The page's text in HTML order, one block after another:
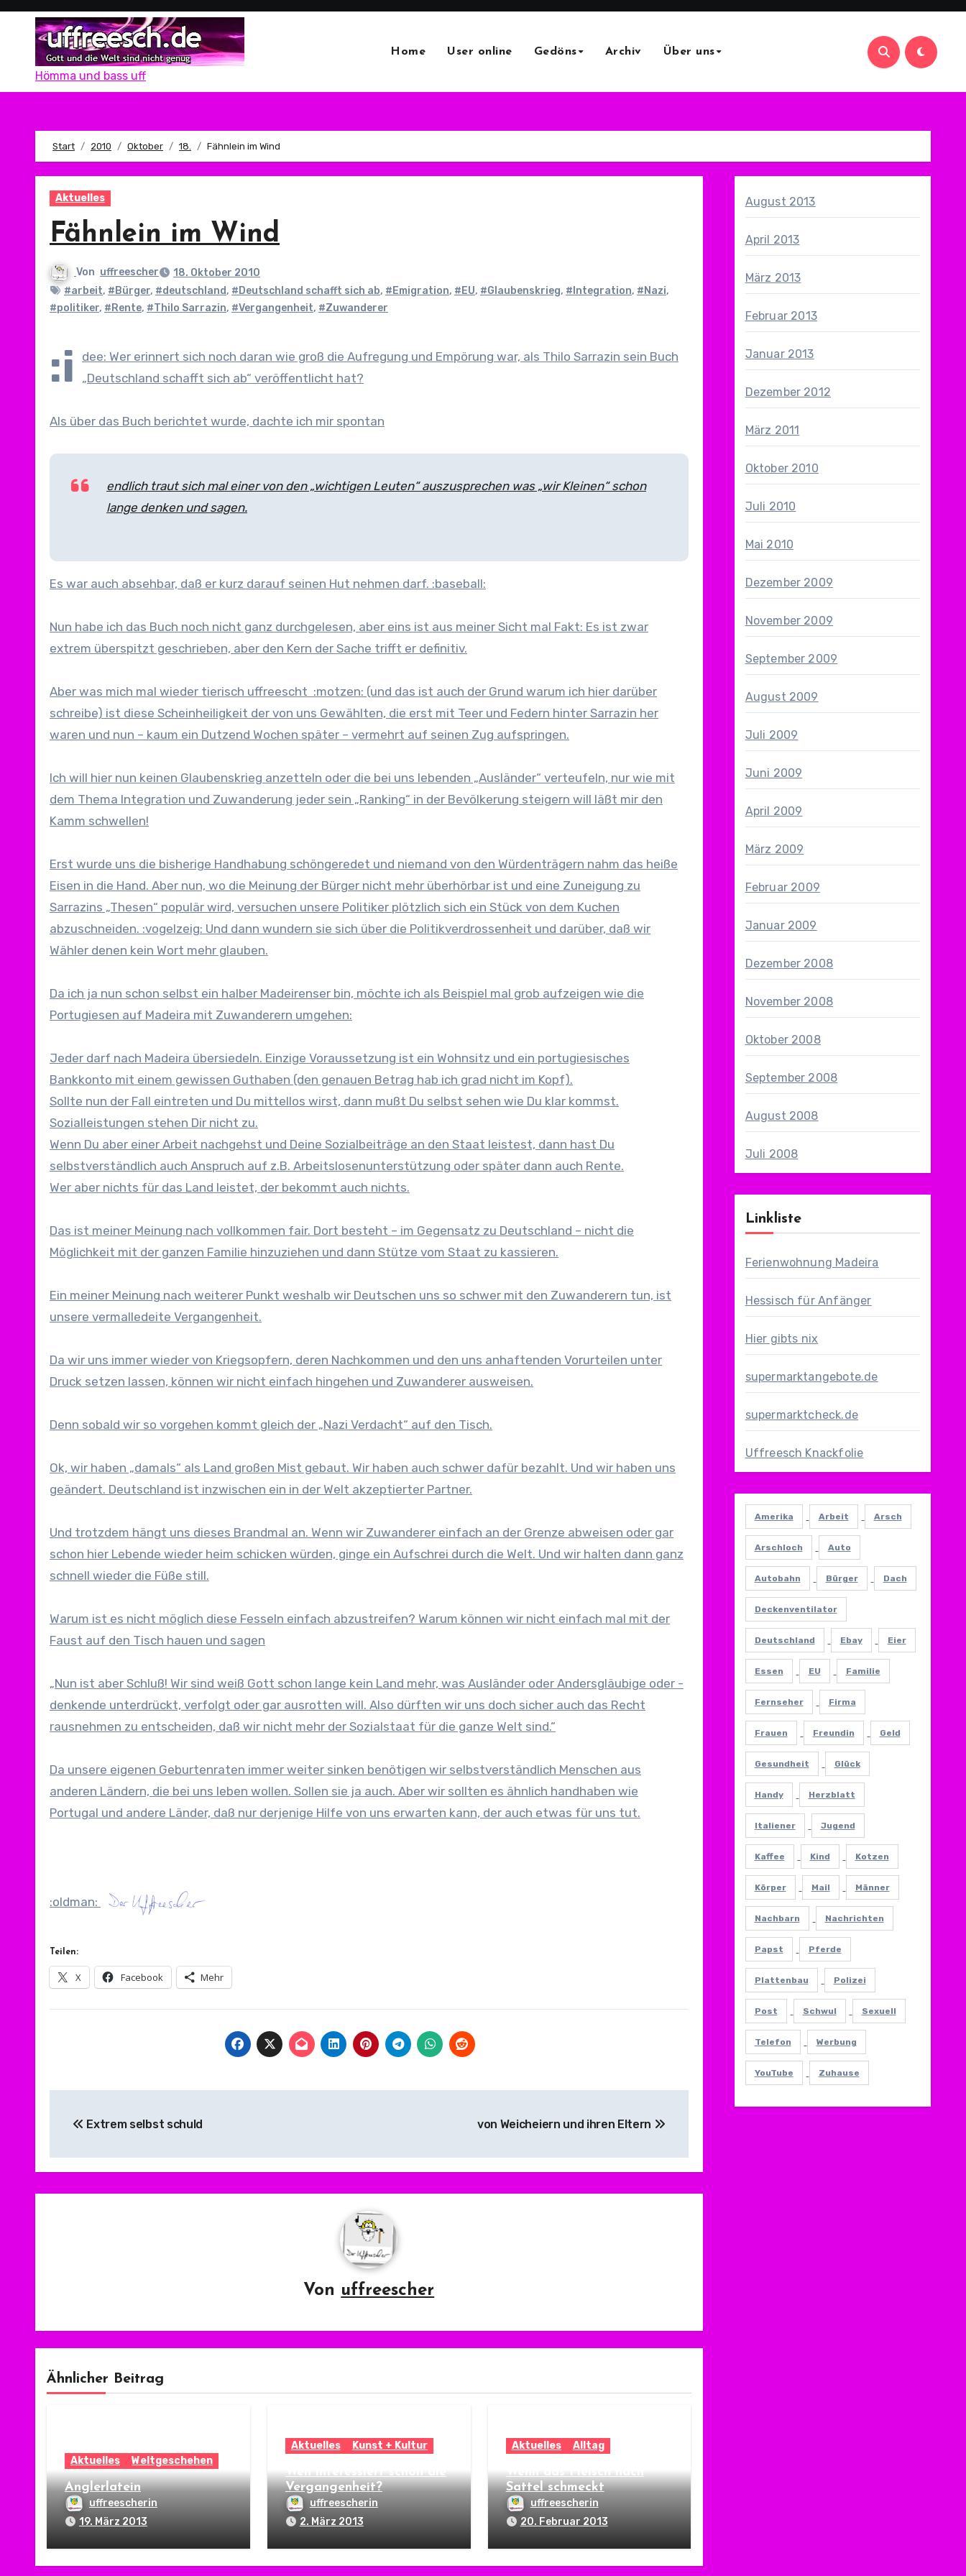
Zum
springen
Hömma und bass uff
Home User online Gedöns Archiv Über uns
Start 2010 Oktober 18. Fähnlein im Wind
Aktuelles
Fähnlein im Wind
Von uffreescher
18. Oktober 2010
#arbeit, #Bürger, #deutschland, #Deutschland schafft sich ab, #Emigration, #EU, #Glaubenskrieg, #Integration, #Nazi,
#politiker, #Rente, #Thilo Sarrazin, #Vergangenheit, #Zuwanderer
:i
dee: Wer erinnert sich noch daran wie groß die Aufregung und Empörung war, als Thilo Sarrazin sein Buch
„Deutschland schafft sich ab“ veröffentlicht hat?
Als über das Buch berichtet wurde, dachte ich mir spontan
endlich traut sich mal einer von den „wichtigen Leuten“ auszusprechen was „wir Kleinen“ schon
lange denken und sagen.
Es war auch absehbar, daß er kurz darauf seinen Hut nehmen darf. :baseball:
Nun habe ich das Buch noch nicht ganz durchgelesen, aber eins ist aus meiner Sicht mal Fakt: Es ist zwar
extrem überspitzt geschrieben, aber den Kern der Sache trifft er definitiv.
Aber was mich mal wieder tierisch uffreescht :motzen: (und das ist auch der Grund warum ich hier darüber
schreibe) ist diese Scheinheiligkeit der von uns Gewählten, die erst mit Teer und Federn hinter Sarrazin her
waren und nun – kaum ein Dutzend Wochen später – vermehrt auf seinen Zug aufspringen.
Ich will hier nun keinen Glaubenskrieg anzetteln oder die bei uns lebenden „Ausländer“ verteufeln, nur wie mit
dem Thema Integration und Zuwanderung jeder sein „Ranking“ in der Bevölkerung steigern will läßt mir den
Kamm schwellen!
Erst wurde uns die bisherige Handhabung schöngeredet und niemand von den Würdenträgern nahm das heiße
Eisen in die Hand. Aber nun, wo die Meinung der Bürger nicht mehr überhörbar ist und eine Zuneigung zu
Sarrazins „Thesen“ populär wird, versuchen unsere Politiker plötzlich sich ein Stück von dem Kuchen
abzuschneiden. :vogelzeig: Und dann wundern sie sich über die Politikverdrossenheit und darüber, daß wir
Wähler denen kein Wort mehr glauben.
Da ich ja nun schon selbst ein halber Madeirenser bin, möchte ich als Beispiel mal grob aufzeigen wie die
Portugiesen auf Madeira mit Zuwanderern umgehen:
Jeder darf nach Madeira übersiedeln. Einzige Voraussetzung ist ein Wohnsitz und ein portugiesisches
Bankkonto mit einem gewissen Guthaben (den genauen Betrag hab ich grad nicht im Kopf).
Sollte nun der Fall eintreten und Du mittellos wirst, dann mußt Du selbst sehen wie Du klar kommst.
Sozialleistungen stehen Dir nicht zu.
Wenn Du aber einer Arbeit nachgehst und Deine Sozialbeiträge an den Staat leistest, dann hast Du
selbstverständlich auch Anspruch auf z.B. Arbeitslosenunterstützung oder später dann auch Rente.
Wer aber nichts für das Land leistet, der bekommt auch nichts.
Das ist meiner Meinung nach vollkommen fair. Dort besteht – im Gegensatz zu Deutschland – nicht die
Möglichkeit mit der ganzen Familie hinzuziehen und dann Stütze vom Staat zu kassieren.
Ein meiner Meinung nach weiterer Punkt weshalb wir Deutschen uns so schwer mit den Zuwanderern tun, ist
unsere vermalledeite Vergangenheit.
Da wir uns immer wieder von Kriegsopfern, deren Nachkommen und den uns anhaftenden Vorurteilen unter
Druck setzen lassen, können wir nicht einfach hingehen und Zuwanderer ausweisen.
Denn sobald wir so vorgehen kommt gleich der „Nazi Verdacht“ auf den Tisch.
Ok, wir haben „damals“ als Land großen Mist gebaut. Wir haben auch schwer dafür bezahlt. Und wir haben uns
geändert. Deutschland ist inzwischen ein in der Welt akzeptierter Partner.
Und trotzdem hängt uns dieses Brandmal an. Wenn wir Zuwanderer einfach an der Grenze abweisen oder gar
schon hier Lebende wieder heim schicken würden, ginge ein Aufschrei durch die Welt. Und wir halten dann ganz
schnell wieder die Füße still.
Warum ist es nicht möglich diese Fesseln einfach abzustreifen? Warum können wir nicht einfach mal mit der
Faust auf den Tisch hauen und sagen
„Nun ist aber Schluß! Wir sind weiß Gott schon lange kein Land mehr, was Ausländer oder Andersgläubige oder -
denkende unterdrückt, verfolgt oder gar ausrotten will. Also dürften wir uns doch sicher auch das Recht
rausnehmen zu entscheiden, daß wir nicht mehr der Sozialstaat für die ganze Welt sind.“
Da unsere eigenen Geburtenraten immer weiter sinken benötigen wir selbstverständlich Menschen aus
anderen Ländern, die bei uns leben wollen. Sollen sie ja auch. Aber wir sollten es ähnlich handhaben wie
Portugal und andere Länder, daß nur derjenige Hilfe von uns erwarten kann, der auch etwas für uns tut.
:oldman:
Teilen:
X Facebook Mehr
Extrem selbst schuld von Weicheiern und ihren Eltern
Von uffreescher
Ähnlicher Beitrag
Aktuelles Weltgeschehen
Anglerlatein
uffreescherin
19. März 2013
Aktuelles Kunst + Kultur
Wen interessiert schon die
Vergangenheit?
uffreescherin
2. März 2013
Aktuelles Alltag
Wenn das Fleisch nach
Sattel schmeckt
uffreescherin
20. Februar 2013
August 2013
April 2013
März 2013
Februar 2013
Januar 2013
Dezember 2012
März 2011
Oktober 2010
Juli 2010
Mai 2010
Dezember 2009
November 2009
September 2009
August 2009
Juli 2009
Juni 2009
April 2009
März 2009
Februar 2009
Januar 2009
Dezember 2008
November 2008
Oktober 2008
September 2008
August 2008
Juli 2008
Linkliste
Ferienwohnung Madeira
Hessisch für Anfänger
Hier gibts nix
supermarktangebote.de
supermarktcheck.de
Uffreesch Knackfolie
Amerika Arbeit Arsch
Arschloch Auto
Autobahn Bürger Dach
Deckenventilator
Deutschland Ebay Eier
Essen EU Familie
Fernseher Firma
Frauen Freundin Geld
Gesundheit Glück
Handy Herzblatt
Italiener Jugend
Kaffee Kind Kotzen
Körper Mail Männer
Nachbarn Nachrichten
Papst Pferde
Plattenbau Polizei
Post Schwul Sexuell
Telefon Werbung
YouTube Zuhause